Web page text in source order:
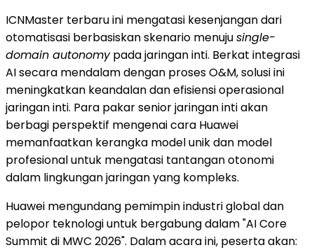
ICNMaster terbaru ini mengatasi kesenjangan dari
otomatisasi berbasiskan skenario menujusingle-
domain autonomypada jaringan inti. Berkat integrasi
AI secara mendalam dengan proses O&M, solusi ini
meningkatkan keandalan dan efisiensi operasional
jaringan inti. Para pakar senior jaringan inti akan
berbagi perspektif mengenai cara Huawei
memanfaatkan kerangka model unik dan model
profesional untuk mengatasi tantangan otonomi
dalam lingkungan jaringan yang kompleks.
Huawei mengundang pemimpin industri global dan
pelopor teknologi untuk bergabung dalam "AI Core
Summit di MWC 2026". Dalam acara ini, peserta akan: